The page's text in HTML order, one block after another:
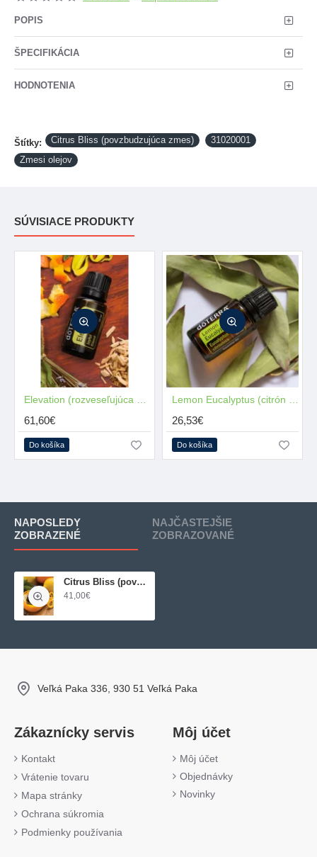
POPIS
ŠPECIFIKÁCIA
HODNOTENIA
Štítky: Citrus Bliss (povzbudzujúca zmes)
31020001
Zmesi olejov
SÚVISIACE PRODUKTY
61,60€
Do košíka
NOVÉ
26,53€
Do košíka
NAPOSLEDY
ZOBRAZENÉ
NAJČASTEJŠIE
ZOBRAZOVANÉ
Citrus Bliss (povzbudzujúca zmes)
41,00€
Veľká Paka 336, 930 51 Veľká Paka
Zákaznícky servis
Kontakt
Vrátenie tovaru
Mapa stránky
Ochrana súkromia
Podmienky používania
Môj účet
Môj účet
Objednávky
Novinky